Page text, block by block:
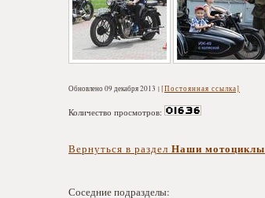
Обновлено 09 декабря 2013 [Постоянная ссылка]
Количество просмотров:
Вернуться в раздел Наши мотоциклы
Соседние подразделы: